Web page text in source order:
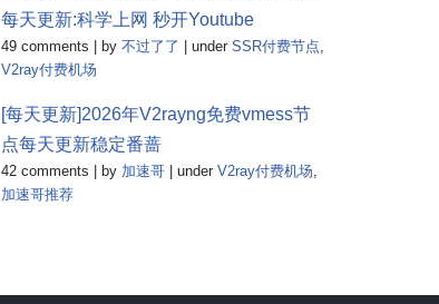
每天更新:科学上网 秒开Youtube
49 comments by 不过了了 under SSR付费节点,
V2ray付费机场
[每天更新]2026年V2rayng免费vmess节
点每天更新稳定番蔷
42 comments by 加速哥 under V2ray付费机场,
加速哥推荐